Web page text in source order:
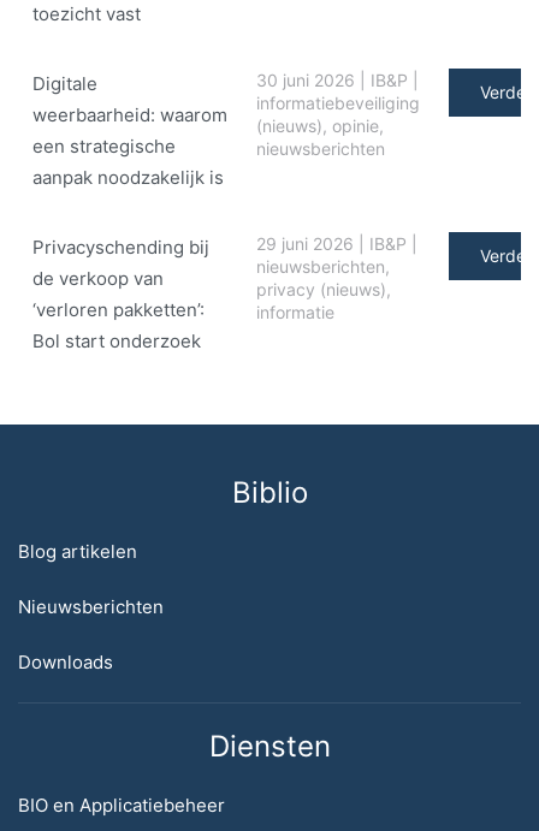
toezicht vast
Digitale
weerbaarheid: waarom
een strategische
aanpak noodzakelijk is
30 juni 2026 IB&P
informatiebeveiliging
(nieuws), opinie,
nieuwsberichten
Verder
Privacyschending bij
de verkoop van
‘verloren pakketten’:
Bol start onderzoek
29 juni 2026 IB&P
nieuwsberichten,
privacy (nieuws),
informatie
Verder
Biblio
Blog artikelen
Nieuwsberichten
Downloads
Diensten
BIO en Applicatiebeheer